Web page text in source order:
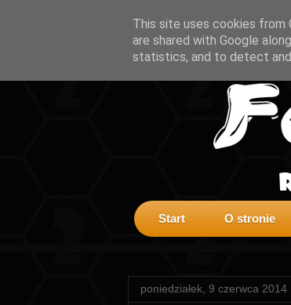
Start O stronie
poniedziałek, 9 czerwca 2014
This site uses cookies from
are shared with Google
statistics, and to detect and